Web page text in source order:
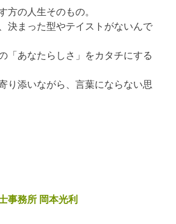
方の人生そのもの。
決まった型やテイストがないんで
「あなたらしさ」をカタチにする
り添いながら、言葉にならない思
事務所 岡本光利